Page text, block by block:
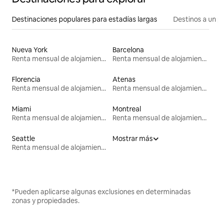
Destinaciones populares para estadías largas Destinos a un
Nueva York
Renta mensual de alojamientos
Barcelona
Renta mensual de alojamientos
Florencia
Renta mensual de alojamientos
Atenas
Renta mensual de alojamientos
Miami
Renta mensual de alojamientos
Montreal
Renta mensual de alojamientos
Seattle
Renta mensual de alojamientos
Mostrar más
*Pueden aplicarse algunas exclusiones en determinadas
zonas y propiedades.